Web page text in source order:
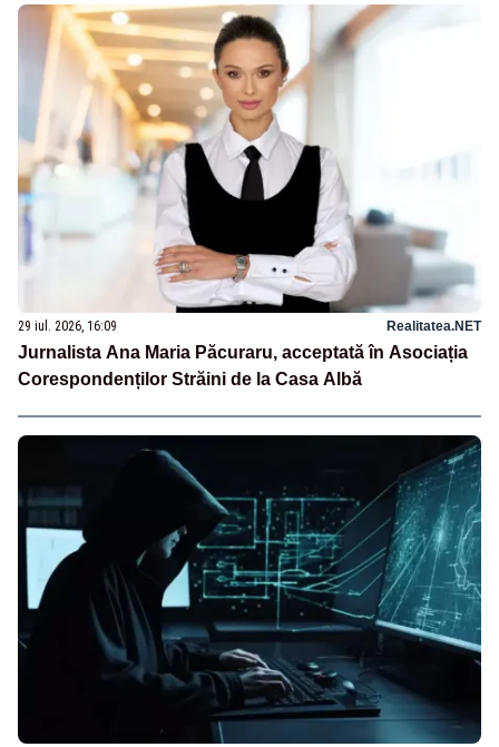
29 iul. 2026, 16:09 Realitatea.NET
Jurnalista Ana Maria Păcuraru, acceptată în Asociația
Corespondenților Străini de la Casa Albă